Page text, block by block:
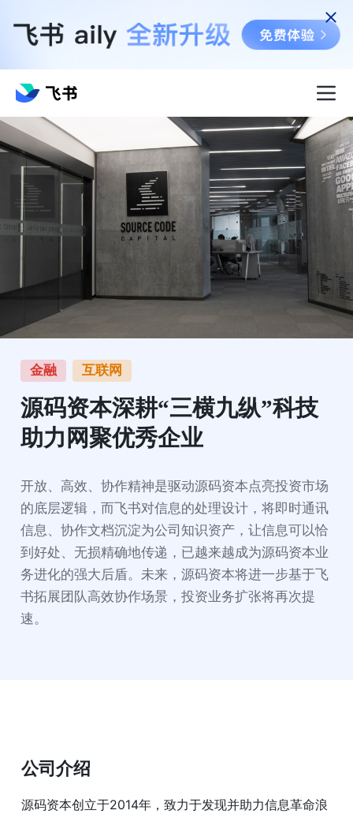
金融 互联网
源码资本深耕“三横九纵”科技
助力网聚优秀企业
开放、高效、协作精神是驱动源码资本点亮投资市场
的底层逻辑，而飞书对信息的处理设计，将即时通讯
信息、协作文档沉淀为公司知识资产，让信息可以恰
到好处、无损精确地传递，已越来越成为源码资本业
务进化的强大后盾。未来，源码资本将进一步基于飞
书拓展团队高效协作场景，投资业务扩张将再次提
速。
公司介绍
源码资本创立于2014年，致力于发现并助力信息革命浪